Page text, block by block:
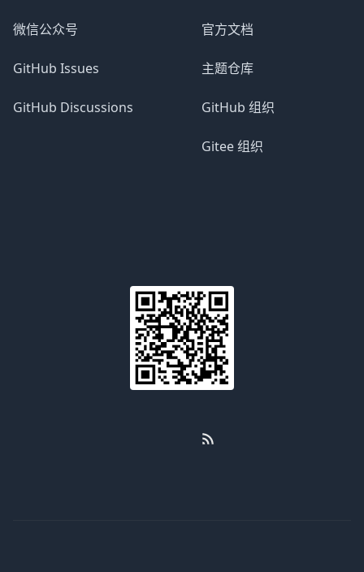
微信公众号
GitHub Issues
GitHub Discussions
官方文档
主题仓库
GitHub 组织
Gitee 组织
WeChatRSS